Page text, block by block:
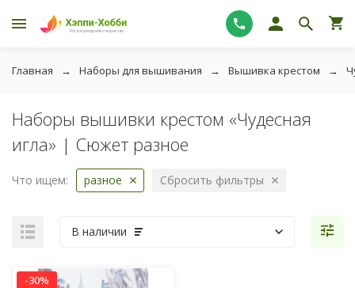
Главная Наборы для вышивания Вышивка крестом
Наборы вышивки крестом «Чудесная
игла» | Сюжет разное
Что ищем: разное Сбросить фильтры
В наличии
-30%